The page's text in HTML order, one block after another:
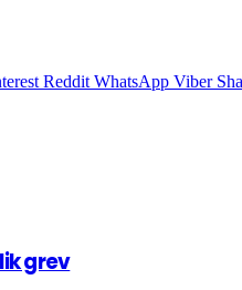
Reddit WhatsApp Viber
grev